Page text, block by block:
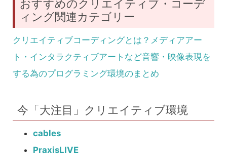
おすすめのクリエイティブ・コーデ
ィング関連カテゴリー
クリエイティブコーディングとは？メディアアー
ト・インタラクティブアートなど音響・映像表現を
する為のプログラミング環境のまとめ
今「大注目」クリエイティブ環境
cables
PraxisLIVE